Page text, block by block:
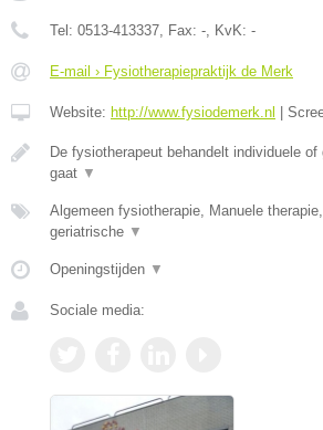
Tel: 0513-413337, Fax: -, KvK: -
E-mail › Fysiotherapiepraktijk de Merk
Website: http://www.fysiodemerk.nl
De fysiotherapeut behandelt individuele of
gaat ▼
Algemeen fysiotherapie, Manuele
geriatrische ▼
Openingstijden ▼
Sociale media: